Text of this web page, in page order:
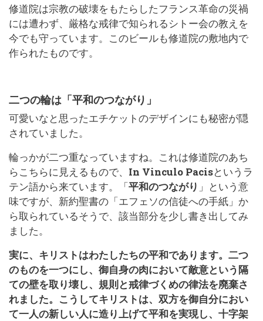
修道院は宗教の破壊をもたらしたフランス革命の災禍
には遭わず、厳格な戒律で知られるシトー会の教えを
今でも守っています。このビールも修道院の敷地内で
作られたものです。
二つの輪は「平和のつながり」
可愛いなと思ったエチケットのデザインにも秘密が隠
されていました。
輪っかが二つ重なっていますね。これは修道院のあち
らこちらに見えるもので、 In Vinculo Pacisというラ
テン語から来ています。「平和のつながり 」という意
味ですが、新約聖書の「エフェソの信徒への手紙」か
ら取られているそうで、該当部分を少し書き出してみ
ました。
実に、キリストはわたしたちの平和であります。二つ
のものを一つにし、御自身の肉において敵意という隔
ての壁を取り壊し、規則と戒律づくめの律法を廃棄さ
れました。こうしてキリストは、双方を御自分におい
て一人の新しい人に造り上げて平和を実現し、十字架